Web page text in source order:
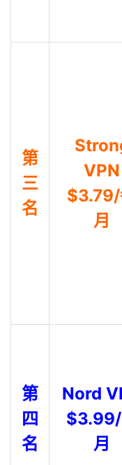
第
三
名
VPN
月
第
四
名
Nord
月